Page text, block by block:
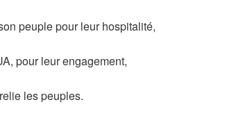
peuple pour leur hospitalité,
pour leur engagement,
les peuples.